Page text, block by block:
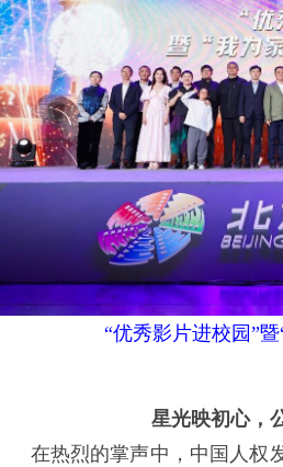
“优秀影片进校园”
星光映初心，
在热烈的掌声中，中国人权发